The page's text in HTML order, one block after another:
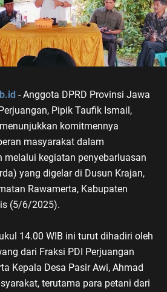
- Anggota DPRD Provinsi Jawa
Pipik Taufik Ismail,
komitmennya
masyarakat dalam
melalui kegiatan penyebarluasan
yang digelar di Dusun Krajan,
Rawamerta, Kabupaten
(5/6/2025).
14.00 WIB ini turut dihadiri oleh
dari Fraksi PDI Perjuangan
Kepala Desa Pasir Awi, Ahmad
terutama para petani dari